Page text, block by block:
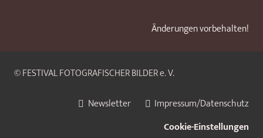
Änderungen vorbehalten!
© FESTIVAL FOTOGRAFISCHER BILDER e. V.
Newsletter
Impressum/Datenschutz
Cookie-Einstellungen